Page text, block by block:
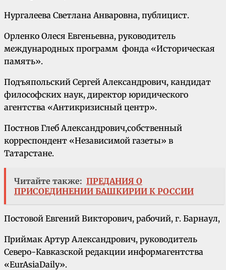
Нургалеева Светлана Анваровна, публицист.
Орленко Олеся Евгеньевна, руководитель
международных программ фонда «Историческая
память».
Подъяпольский Сергей Александрович, кандидат
философских наук, директор юридического
агентства «Антикризисный центр».
Постнов Глеб Александрович,собственный
корреспондент «Независимой газеты» в
Татарстане.
Читайте также: ПРЕДАНИЯ О
ПРИСОЕДИНЕНИИ БАШКИРИИ К РОССИИ
Постовой Евгений Викторович, рабочий, г. Барнаул,
Приймак Артур Александрович, руководитель
Северо-Кавказской редакции информагентства
«EurAsiaDaily».